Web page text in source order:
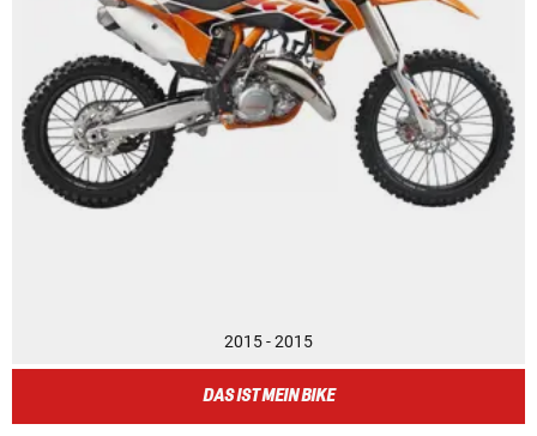
2015 - 2015
DAS IST MEIN BIKE